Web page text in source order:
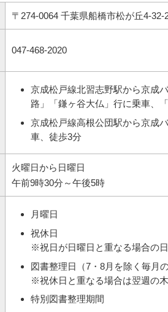
〒274-0064 千葉県船橋市松が丘4-32-
047-468-2020
京成松戸線北習志野駅から京成
路」「鎌ヶ谷大仏」行に乗車、
京成松戸線高根公団駅から京成
車、徒歩3分
火曜日から日曜日
午前9時30分～午後5時
月曜日
祝休日
※祝日が日曜日と重なる場合の
図書整理日（7・8月を除く毎月
※祝休日と重なる場合は翌週の
特別図書整理期間